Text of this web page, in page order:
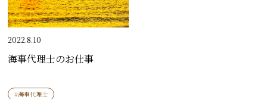
2022.8.10
海事代理士のお仕事
#海事代理士